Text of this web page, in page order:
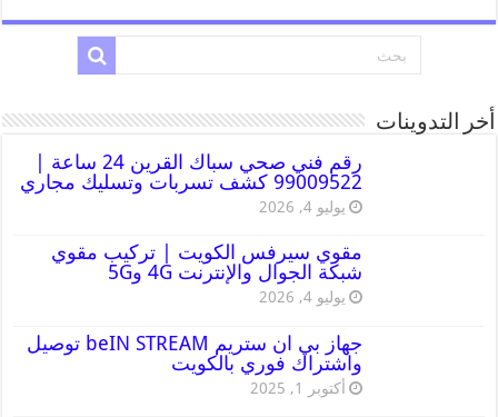
أخر التدوينات
رقم فني صحي سباك القرين 24 ساعة |
99009522 كشف تسربات وتسليك مجاري
يوليو 4, 2026
مقوي سيرفس الكويت | تركيب مقوي
شبكة الجوال والإنترنت 4G و5G
يوليو 4, 2026
جهاز بي ان ستريم beIN STREAM توصيل
واشتراك فوري بالكويت
أكتوبر 1, 2025